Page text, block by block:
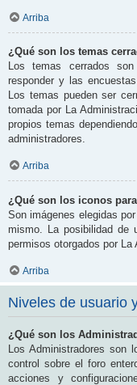
Arriba
¿Qué son los temas
Los temas cerrados
responder y las
Los temas pueden ser
tomada por La
propios temas
administradores.
Arriba
¿Qué son los iconos
Son imágenes elegidas
mismo. La posibilidad de
permisos otorgados por La
Arriba
Niveles de usuario
¿Qué son los
Los Administradores
control sobre el foro
acciones y